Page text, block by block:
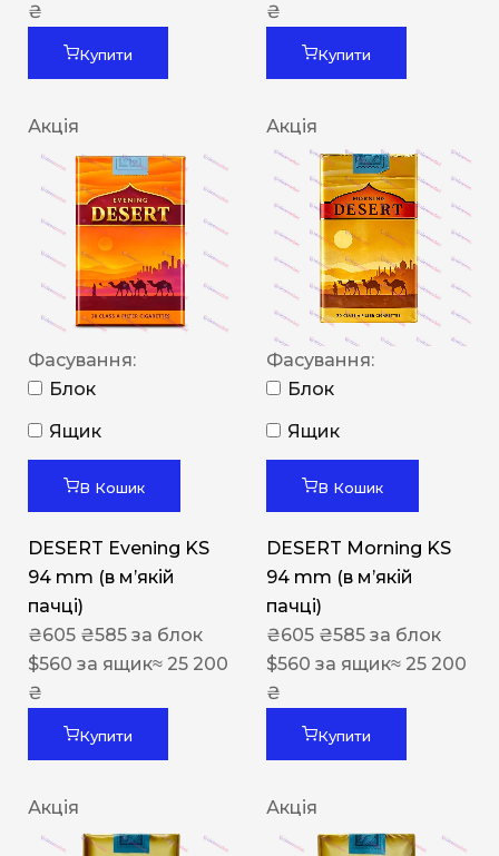
₴
Купити
₴
Купити
Акція
Фасування:
Блок
Ящик
В Кошик
DESERT Evening KS
94 mm (в мʼякій
пачці)
₴605 ₴585 за блок
$560 за ящик≈ 25 200
₴
Купити
Акція
Фасування:
Блок
Ящик
В Кошик
DESERT Morning KS
94 mm (в мʼякій
пачці)
₴605 ₴585 за блок
$560 за ящик≈ 25 200
₴
Купити
Акція Акція